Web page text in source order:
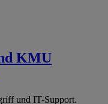
KMU
und IT-Support.